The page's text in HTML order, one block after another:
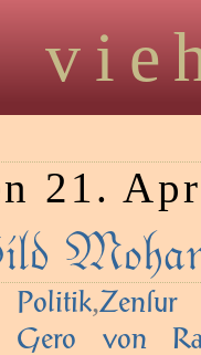
21.
Politik,Zenſur
Gero von